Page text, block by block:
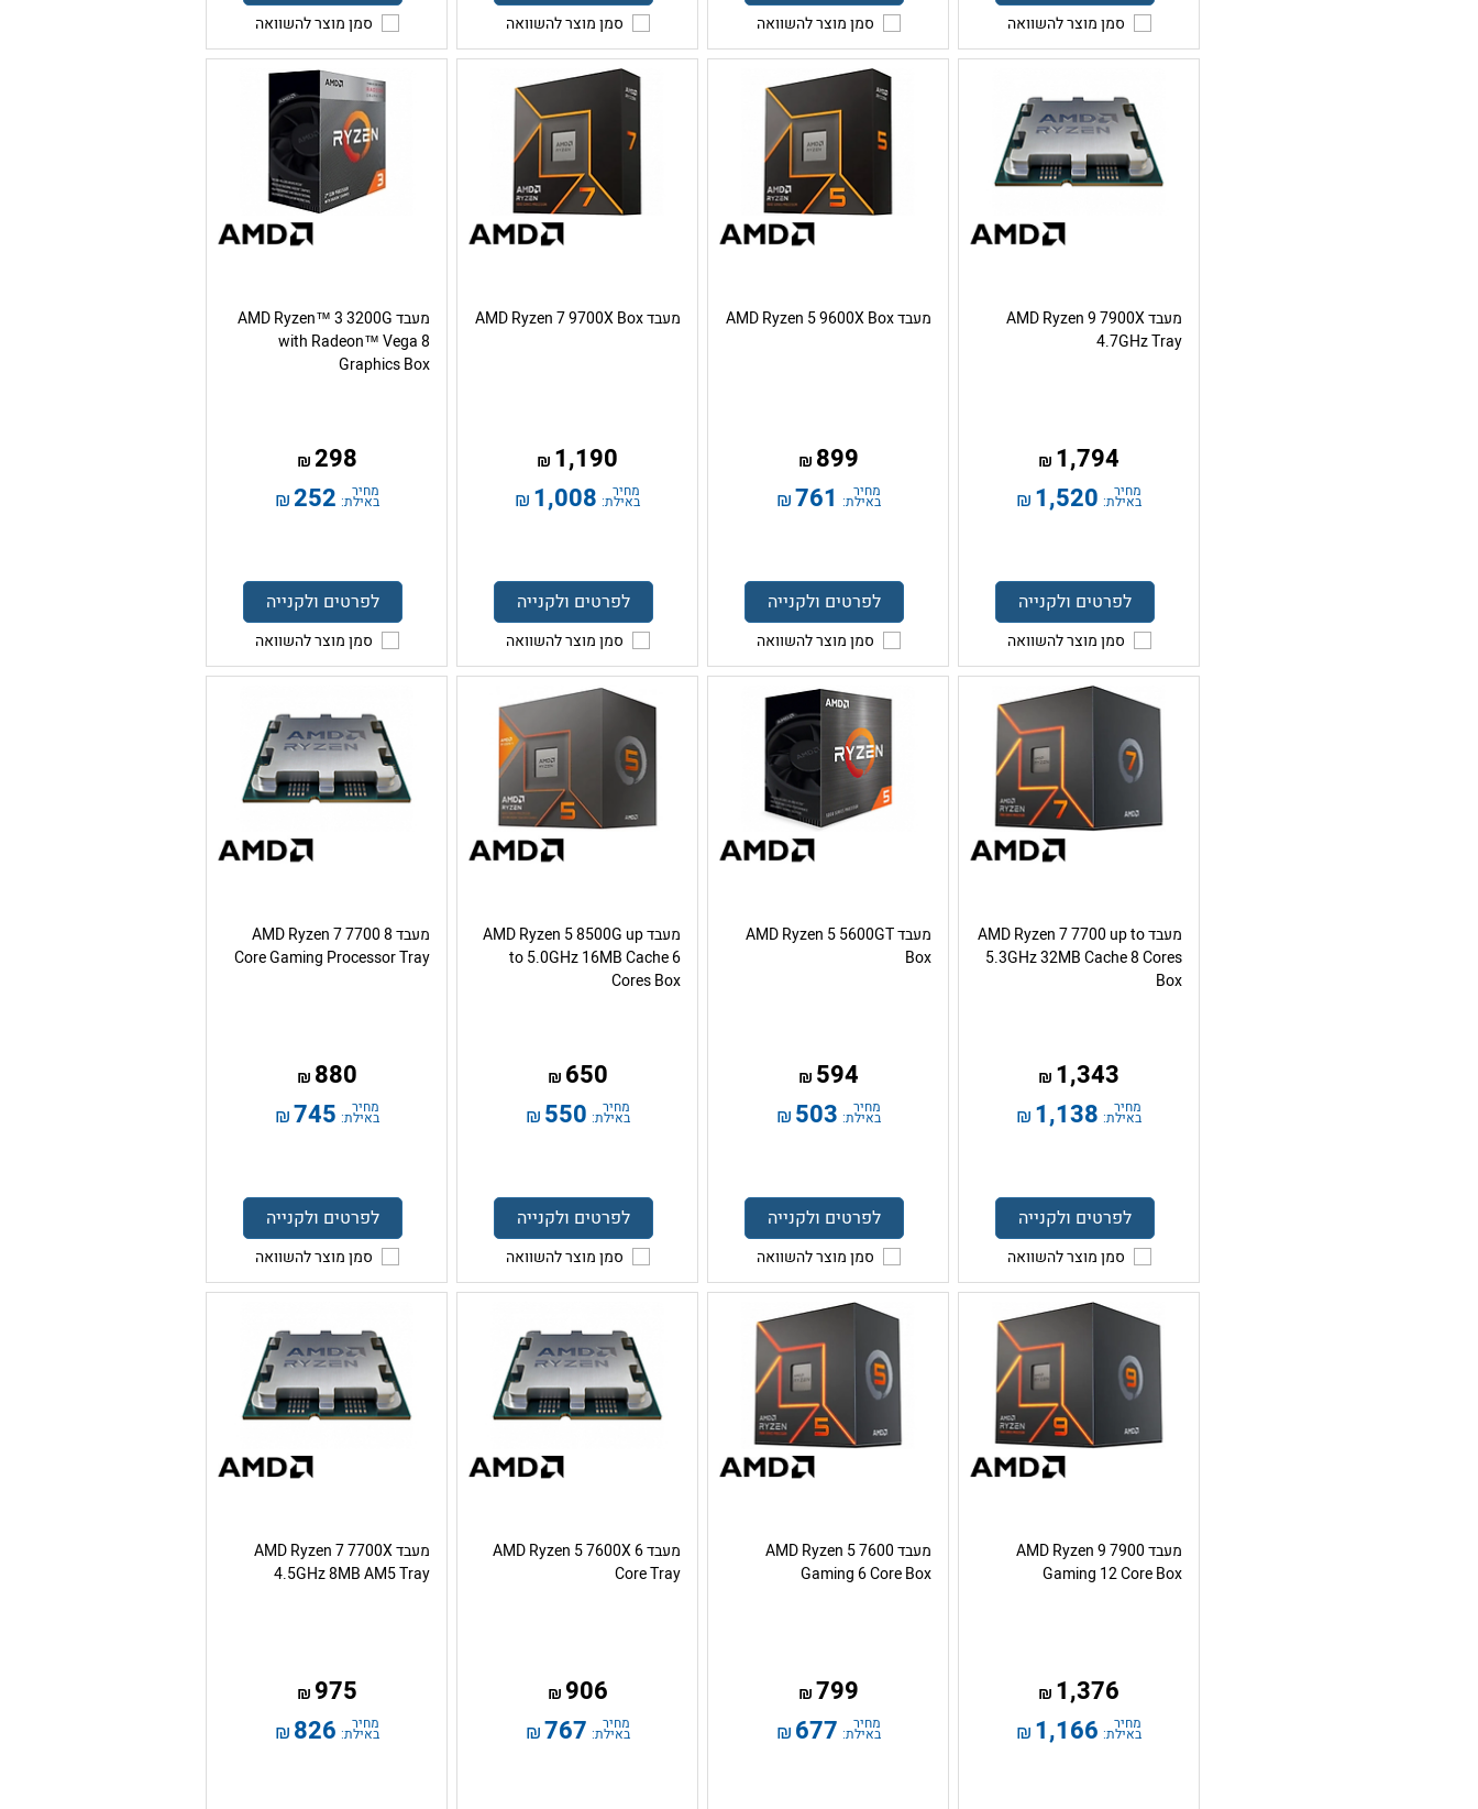
סמן מוצר להשוואה סמן מוצר להשוואה סמן מוצר להשוואה סמן מוצר להשוואה
מעבד AMD Ryzen 9 7900X
4.7GHz Tray
1,794
₪
מחיר
באילת: 1,520
₪
לפרטים ולקנייה
סמן מוצר להשוואה
מעבד AMD Ryzen 5 9600X Box
899
₪
מחיר
באילת: 761
₪
לפרטים ולקנייה
סמן מוצר להשוואה
מעבד AMD Ryzen 7 9700X Box
1,190
₪
מחיר
באילת: 1,008
₪
לפרטים ולקנייה
סמן מוצר להשוואה
מעבד AMD Ryzen™ 3 3200G
with Radeon™ Vega 8
Graphics Box
298
₪
מחיר
באילת: 252
₪
לפרטים ולקנייה
סמן מוצר להשוואה
מעבד AMD Ryzen 7 7700 up to
5.3GHz 32MB Cache 8 Cores
Box
1,343
₪
מחיר
באילת: 1,138
₪
לפרטים ולקנייה
סמן מוצר להשוואה
מעבד AMD Ryzen 5 5600GT
Box
594
₪
מחיר
באילת: 503
₪
לפרטים ולקנייה
סמן מוצר להשוואה
מעבד AMD Ryzen 5 8500G up
to 5.0GHz 16MB Cache 6
Cores Box
650
₪
מחיר
באילת: 550
₪
לפרטים ולקנייה
סמן מוצר להשוואה
מעבד AMD Ryzen 7 7700 8
Core Gaming Processor Tray
880
₪
מחיר
באילת: 745
₪
לפרטים ולקנייה
סמן מוצר להשוואה
מעבד AMD Ryzen 9 7900
Gaming 12 Core Box
1,376
₪
מחיר
באילת: 1,166
₪
מעבד AMD Ryzen 5 7600
Gaming 6 Core Box
799
₪
מחיר
באילת: 677
₪
מעבד AMD Ryzen 5 7600X 6
Core Tray
906
₪
מחיר
באילת: 767
₪
מעבד AMD Ryzen 7 7700X
4.5GHz 8MB AM5 Tray
975
₪
מחיר
באילת: 826
₪